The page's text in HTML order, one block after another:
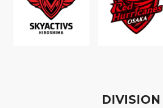
DIVISION